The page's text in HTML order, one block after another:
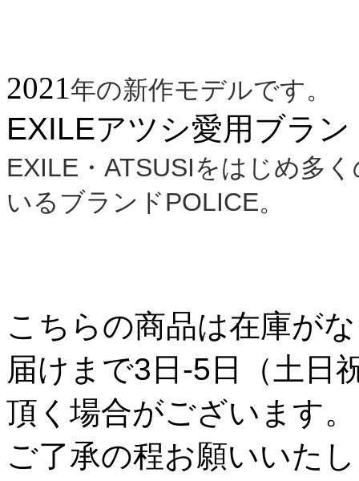
2021 年の新作モデルです。
EXILEアツシ愛用ブラ
EXILE・ATSUSIをはじめ多
いるブランドPOLICE。
こちらの商品は在庫が
届けまで3日-5日（土日
頂く場合がございます。
ご了承の程お願いいた